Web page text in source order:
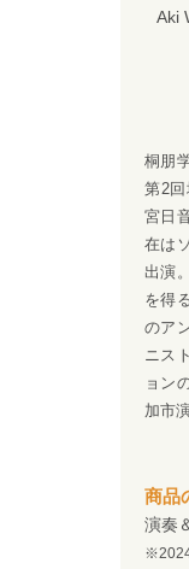
Aki
桐朋
第2
宮日
在は
出演
を得
のア
ニス
ョン
加市
商品
演奏